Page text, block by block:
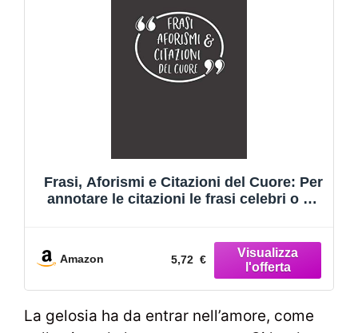
Frasi, Aforismi e Citazioni del Cuore: Per
annotare le citazioni le frasi celebri o gli
Amazon 5,72 €
La gelosia ha da entrar nell’amore, come